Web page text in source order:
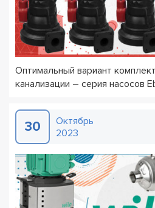
Оптимальный вариант
канализации – серия насосов
30
Октябрь
2023